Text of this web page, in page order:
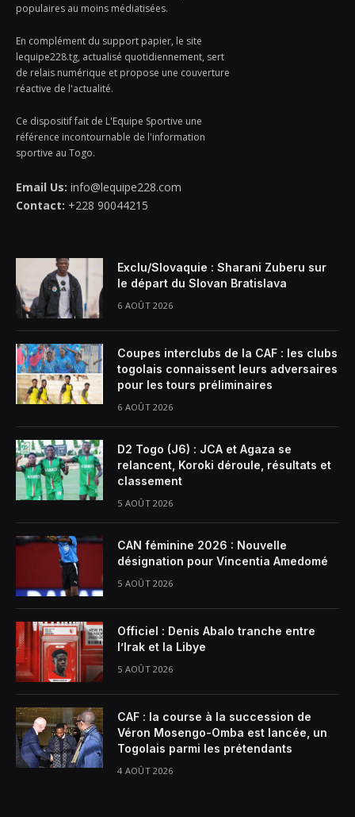
populaires au moins médiatisées.
En complément du support papier, le site
lequipe228.tg, actualisé quotidiennement, sert
de relais numérique et propose une couverture
réactive de l'actualité.
Ce dispositif fait de L'Equipe Sportive une
référence incontournable de l'information
sportive au Togo.
Email Us: info@lequipe228.com
Contact: +228 90044215
Exclu/Slovaquie : Sharani Zuberu sur
le départ du Slovan Bratislava
6 AOÛT 2026
Coupes interclubs de la CAF : les clubs
togolais connaissent leurs adversaires
pour les tours préliminaires
6 AOÛT 2026
D2 Togo (J6) : JCA et Agaza se
relancent, Koroki déroule, résultats et
classement
5 AOÛT 2026
CAN féminine 2026 : Nouvelle
désignation pour Vincentia Amedomé
5 AOÛT 2026
Officiel : Denis Abalo tranche entre
l’Irak et la Libye
5 AOÛT 2026
CAF : la course à la succession de
Véron Mosengo-Omba est lancée, un
Togolais parmi les prétendants
4 AOÛT 2026